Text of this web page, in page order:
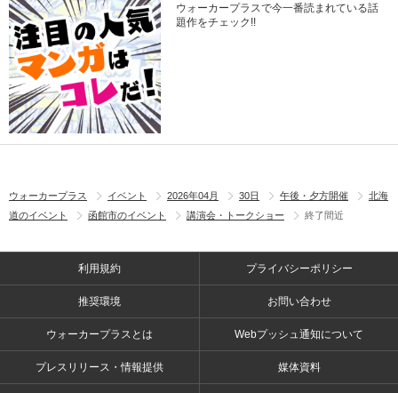
ウォーカープラスで今一番読まれている話
題作をチェック!!
ウォーカープラス イベント 2026年04月 30日 午後・夕方開催
北海
道のイベント
函館市のイベント 講演会・トークショー 終了間近
利用規約 プライバシーポリシー
推奨環境 お問い合わせ
ウォーカープラスとは Webプッシュ通知について
プレスリリース・情報提供 媒体資料